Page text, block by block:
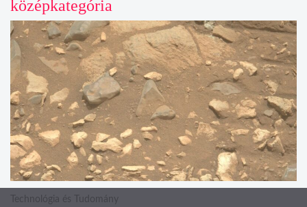
középkategória
Technológia és Tudomány